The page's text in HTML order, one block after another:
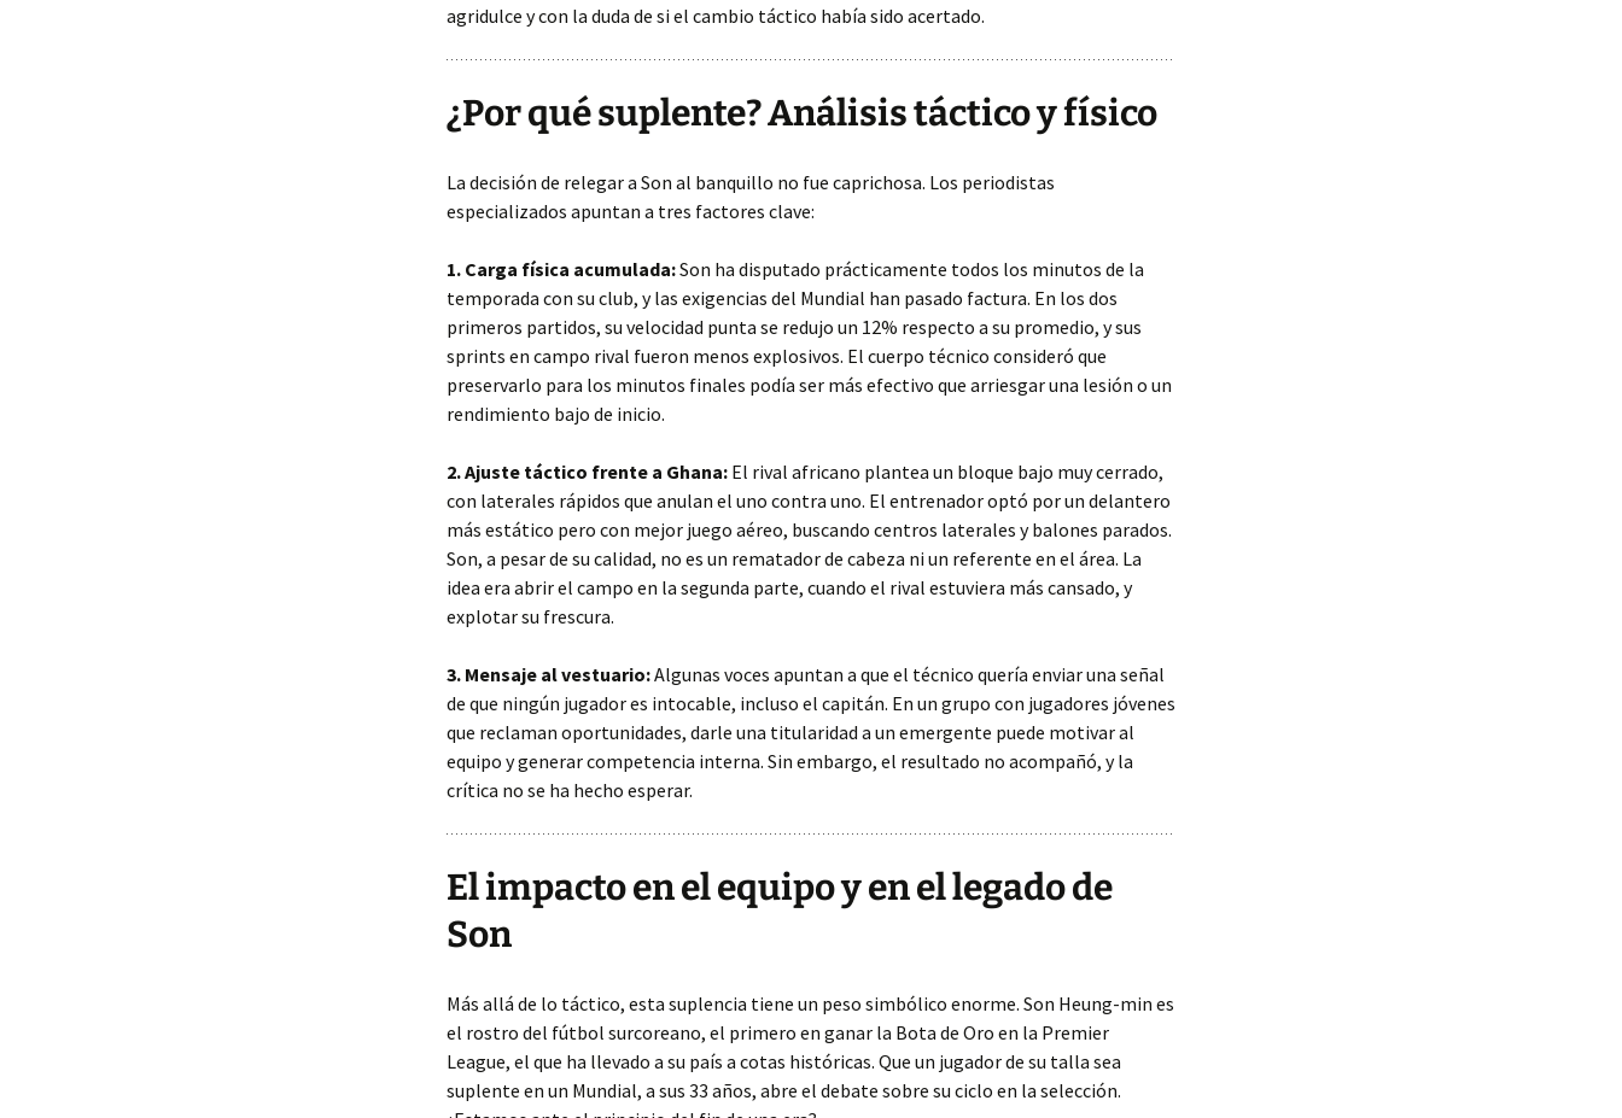
agridulce y con la duda de si el cambio táctico había sido acertado.
¿Por qué suplente? Análisis táctico y físico
La decisión de relegar a Son al banquillo no fue caprichosa. Los periodistas
especializados apuntan a tres factores clave:
1. Carga física acumulada:Son ha disputado prácticamente todos los minutos de la
temporada con su club, y las exigencias del Mundial han pasado factura. En los dos
primeros partidos, su velocidad punta se redujo un 12% respecto a su promedio, y sus
sprints en campo rival fueron menos explosivos. El cuerpo técnico consideró que
preservarlo para los minutos finales podía ser más efectivo que arriesgar una lesión o un
rendimiento bajo de inicio.
2. Ajuste táctico frente a Ghana: El rival africano plantea un bloque bajo muy cerrado,
con laterales rápidos que anulan el uno contra uno. El entrenador optó por un delantero
más estático pero con mejor juego aéreo, buscando centros laterales y balones parados.
Son, a pesar de su calidad, no es un rematador de cabeza ni un referente en el área. La
idea era abrir el campo en la segunda parte, cuando el rival estuviera más cansado, y
explotar su frescura.
3. Mensaje al vestuario:Algunas voces apuntan a que el técnico quería enviar una señal
de que ningún jugador es intocable, incluso el capitán. En un grupo con jugadores jóvenes
que reclaman oportunidades, darle una titularidad a un emergente puede motivar al
equipo y generar competencia interna. Sin embargo, el resultado no acompañó, y la
crítica no se ha hecho esperar.
El impacto en el equipo y en el legado de
Son
Más allá de lo táctico, esta suplencia tiene un peso simbólico enorme. Son Heung-min es
el rostro del fútbol surcoreano, el primero en ganar la Bota de Oro en la Premier
League, el que ha llevado a su país a cotas históricas. Que un jugador de su talla sea
suplente en un Mundial, a sus 33 años, abre el debate sobre su ciclo en la selección.